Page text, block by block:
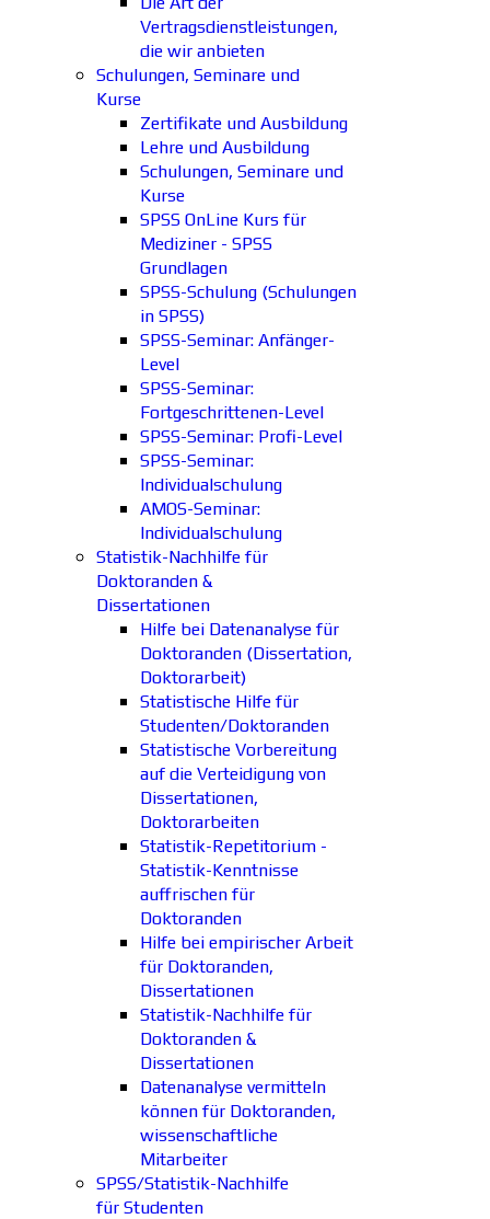
Vertragsdienstleistungen,
die wir anbieten
Schulungen, Seminare und
Kurse
Zertifikate und Ausbildung
Lehre und Ausbildung
Schulungen, Seminare und
Kurse
SPSS OnLine Kurs für
Mediziner - SPSS
Grundlagen
SPSS-Schulung (Schulungen
in SPSS)
SPSS-Seminar: Anfänger-
Level
SPSS-Seminar:
Fortgeschrittenen-Level
SPSS-Seminar: Profi-Level
SPSS-Seminar:
Individualschulung
AMOS-Seminar:
Individualschulung
Statistik-Nachhilfe für
Doktoranden &
Dissertationen
Hilfe bei Datenanalyse für
Doktoranden (Dissertation,
Doktorarbeit)
Statistische Hilfe für
Studenten/Doktoranden
Statistische Vorbereitung
auf die Verteidigung von
Dissertationen,
Doktorarbeiten
Statistik-Repetitorium -
Statistik-Kenntnisse
auffrischen für
Doktoranden
Hilfe bei empirischer Arbeit
für Doktoranden,
Dissertationen
Statistik-Nachhilfe für
Doktoranden &
Dissertationen
Datenanalyse vermitteln
können für Doktoranden,
wissenschaftliche
Mitarbeiter
SPSS/Statistik-Nachhilfe
für Studenten